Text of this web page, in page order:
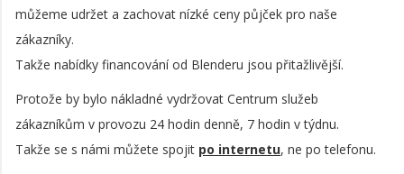
můžeme udržet a zachovat nízké ceny půjček pro naše
zákazníky.
Takže nabídky financování od Blenderu jsou přitažlivější.
Protože by bylo nákladné vydržovat Centrum služeb
zákazníkům v provozu 24 hodin denně, 7 hodin v týdnu.
Takže se s námi můžete spojit po internetu, ne po telefonu.